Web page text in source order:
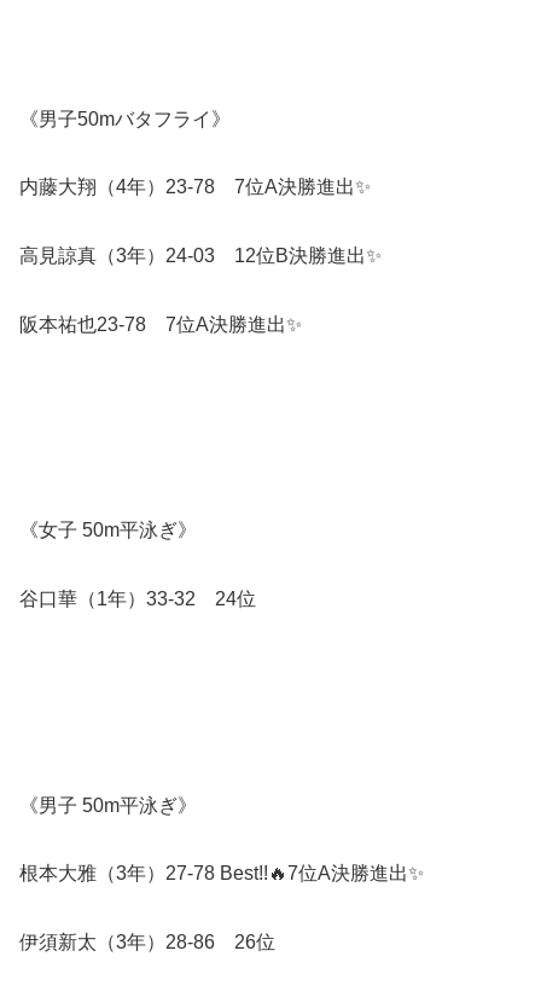
《男子50mバタフライ》
内藤大翔（4年）23-78 7位A決勝進出✨️
高見諒真（3年）24-03 12位B決勝進出✨️
阪本祐也23-78 7位A決勝進出✨️
《女子 50m平泳ぎ》
谷口華（1年）33-32 24位
《男子 50m平泳ぎ》
根本大雅（3年）27-78 Best!!🔥7位A決勝進出✨️
伊須新太（3年）28-86 26位